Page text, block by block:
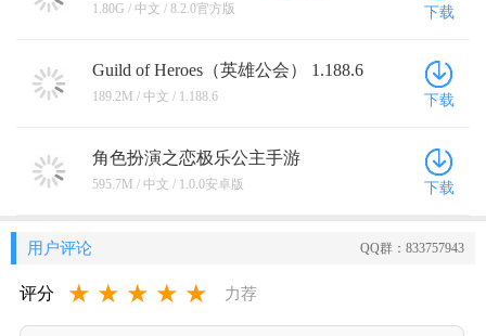
1.80G / 中文 / 8.2.0官方版 下载
Guild of Heroes（英雄公会） 1.188.6
189.2M / 中文 / 1.188.6 下载
角色扮演之恋极乐公主手游
(COSPLAY LOVE! : Enchanted prin)
595.7M / 中文 / 1.0.0安卓版 下载
用户评论 QQ群：833757943
评分 ★ ★ ★ ★ ★ 力荐